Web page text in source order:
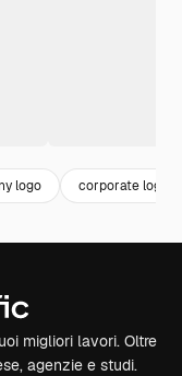
logo corporate logo
migliori lavori. Oltre
agenzie e studi.